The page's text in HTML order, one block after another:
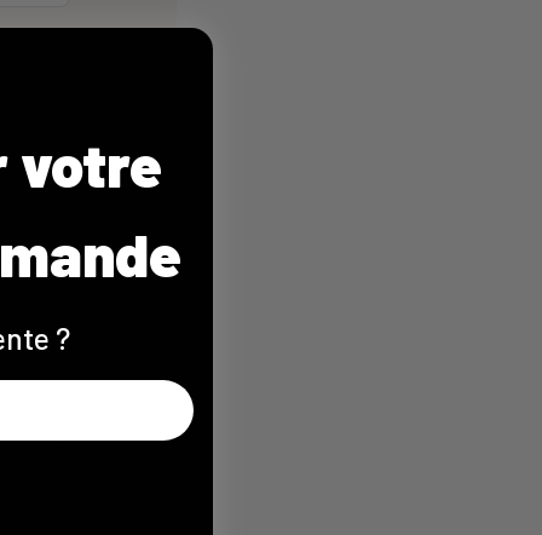
votre
?